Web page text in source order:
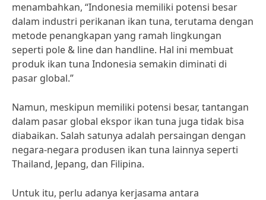
menambahkan, “Indonesia memiliki potensi besar
dalam industri perikanan ikan tuna, terutama dengan
metode penangkapan yang ramah lingkungan
seperti pole & line dan handline. Hal ini membuat
produk ikan tuna Indonesia semakin diminati di
pasar global.”
Namun, meskipun memiliki potensi besar, tantangan
dalam pasar global ekspor ikan tuna juga tidak bisa
diabaikan. Salah satunya adalah persaingan dengan
negara-negara produsen ikan tuna lainnya seperti
Thailand, Jepang, dan Filipina.
Untuk itu, perlu adanya kerjasama antara